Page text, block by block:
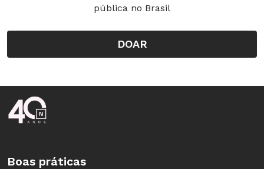
pública no Brasil
DOAR
Rodapé da Nova Escola
Boas práticas